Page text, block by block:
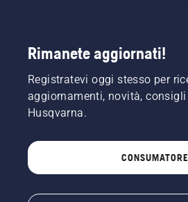
Rimanete aggiornati!
Registratevi oggi stesso per
aggiornamenti, novità, consigli
Husqvarna.
CONSUMATORE